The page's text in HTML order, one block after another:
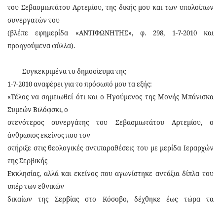
του Σεβασμιωτάτου Αρτεμίου, της δικής μου και των υπολοίπων
συνεργατών του
(βλέπε εφημερίδα «ΑΝΤΙΦΩΝΗΤΗΣ», φ. 298, 1-7-2010 και
προηγούμενα φύλλα).
Συγκεκριμένα το δημοσίευμα της
1-7-2010 αναφέρει για το πρόσωπό μου τα εξής:
«Τέλος να σημειωθεί ότι και ο Ηγούμενος της Μονής Μπάνισκα
Συμεών Βιλόφσκι, ο
στενότερος συνεργάτης του Σεβασμιωτάτου Αρτεμίου, ο
άνθρωπος εκείνος που τον
στήριξε στις θεολογικές αντιπαραθέσεις του με μερίδα Ιεραρχών
της Σερβικής
Εκκλησίας, αλλά και εκείνος που αγωνίστηκε αντάξια δίπλα του
υπέρ των εθνικών
δικαίων της Σερβίας στο Κόσοβο, δέχθηκε έως τώρα τα